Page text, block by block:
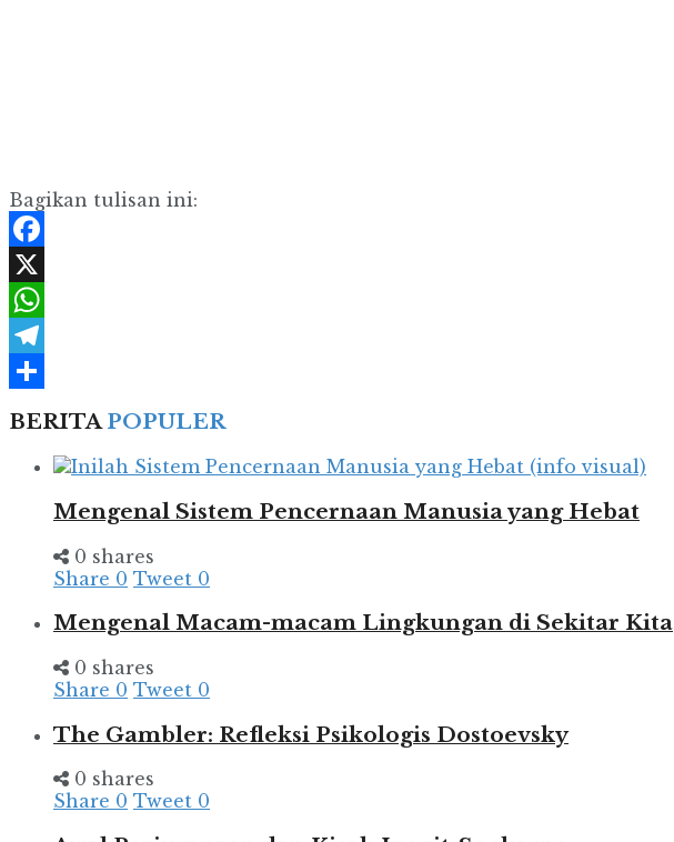
Bagikan tulisan ini:
Facebook
X
WhatsApp
Telegram
BERITAPOPULER
Mengenal Sistem Pencernaan Manusia yang Hebat
0 shares
Share 0 Tweet 0
Mengenal Macam-macam Lingkungan di Sekitar Kita
0 shares
Share 0 Tweet 0
The Gambler: Refleksi Psikologis Dostoevsky
0 shares
Share 0 Tweet 0